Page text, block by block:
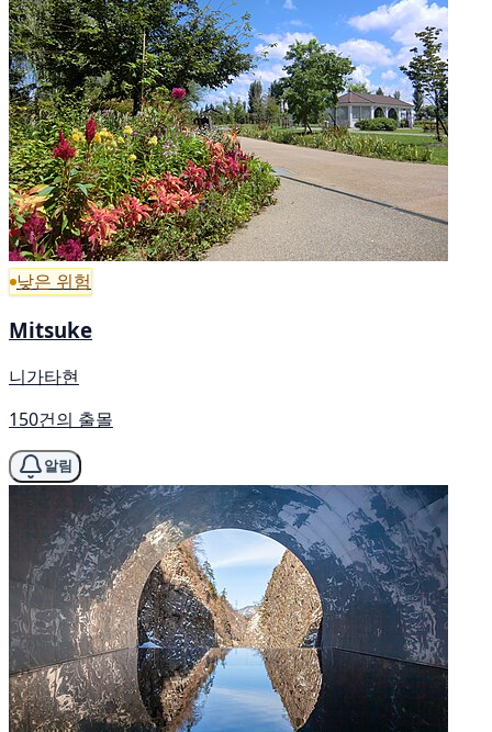
낮은 위험
Mitsuke
니가타현
150건의 출몰
알림